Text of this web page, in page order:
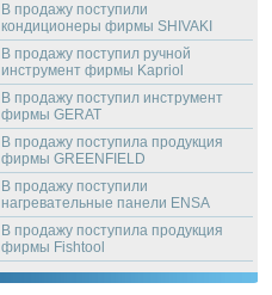
В продажу поступили
кондиционеры фирмы SHIVAKI
В продажу поступил ручной
инструмент фирмы Kapriol
В продажу поступил инструмент
фирмы GERAT
В продажу поступила продукция
фирмы GREENFIELD
В продажу поступили
нагревательные панели ENSA
В продажу поступила продукция
фирмы Fishtool